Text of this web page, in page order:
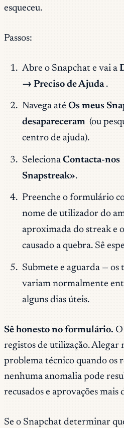
esqueceu.
Passos:
Abre o Snapchat e vai a
→ Preciso de Ajuda .
Navega até Os meus
desapareceram (ou
centro de ajuda).
Seleciona Contacta-nos
Snapstreak».
Preenche o formulário
nome de utilizador do
aproximada do streak e
causado a quebra. Sê
Submete e aguarda — os
variam normalmente
alguns dias úteis.
Sê honesto no formulário.
registos de utilização.
problema técnico quando os
nenhuma anomalia pode
recusados e aprovações
Se o Snapchat determinar